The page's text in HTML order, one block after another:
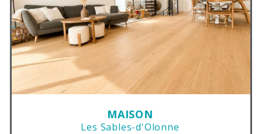
MAISON
Les Sables-d'Olonne